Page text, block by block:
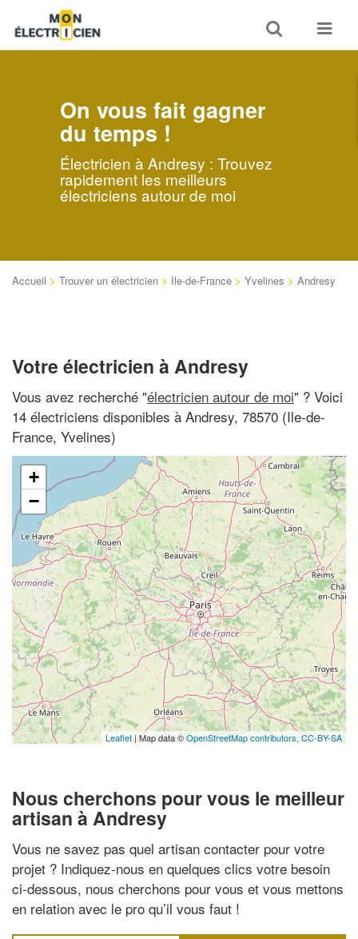
Toggle
search
Toggle
On vous fait gagner
du temps !
Électricien à Andresy : Trouvez
rapidement les meilleurs
électriciens autour de moi
Accueil > Trouver un électricien > Ile-de-France > Yvelines > Andresy
Votre électricien à Andresy
Vous avez recherché "électricien autour de moi" ? Voici
14 électriciens disponibles à Andresy, 78570 (Ile-de-
France, Yvelines)
+
−
Leaflet| Map data ©OpenStreetMap contributors,CC-BY-SA
Nous cherchons pour vous le meilleur
artisan à Andresy
Vous ne savez pas quel artisan contacter pour votre
projet ? Indiquez-nous en quelques clics votre besoin
ci-dessous, nous cherchons pour vous et vous mettons
en relation avec le pro qu’il vous faut !